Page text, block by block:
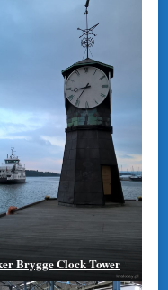
Brygge Clock Tower